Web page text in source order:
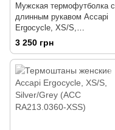
Мужская термофутболка с
длинным рукавом Accapi
Ergocycle, XS/S,
Anthracite/Silver (ACC
RА201.6603-XSS)
3 250 грн